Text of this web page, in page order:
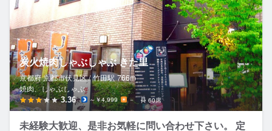
炭火焼肉しゃぶしゃぶ きた里
京都府 京都市伏見区 / 竹田駅 766m
焼肉、しゃぶしゃぶ
3.36 ～￥4,999 － 60席
未経験大歓迎、是非お気軽に問い合わせ下さい。 定